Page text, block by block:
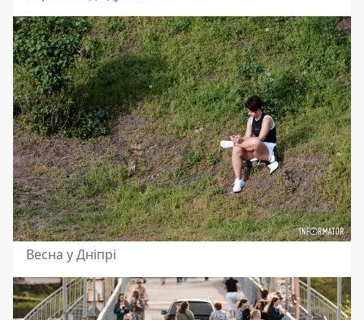
Весна у Дніпрі